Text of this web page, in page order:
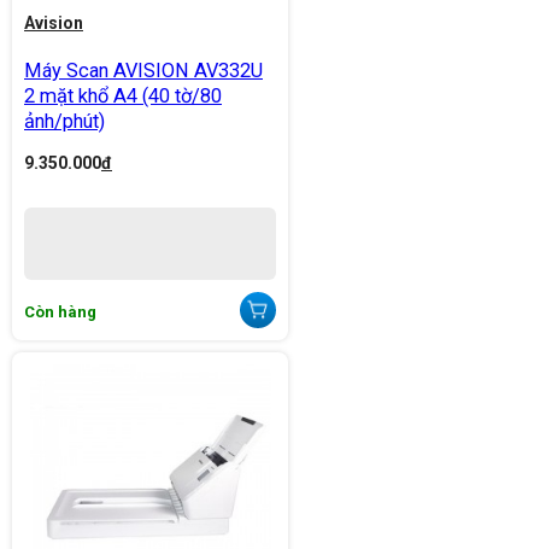
Avision
Máy Scan AVISION AV332U
2 mặt khổ A4 (40 tờ/80
ảnh/phút)
9.350.000đ
Còn hàng